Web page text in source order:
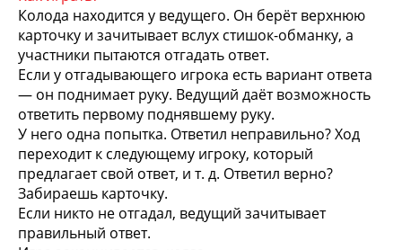
Колода находится у ведущего. Он берёт верхнюю
карточку и зачитывает вслух стишок-­обманку, а
участники пытаются отгадать ответ.
Если у отгадывающего игрока есть вариант ответа
— он поднимает руку. Ведущий даёт возможность
ответить первому поднявшему руку.
У него одна попытка. Ответил неправильно? Ход
переходит к следующему игроку, который
предлагает свой ответ, и т. д. Ответил верно?
Забираешь карточку.
Если никто не отгадал, ведущий зачитывает
правильный ответ.